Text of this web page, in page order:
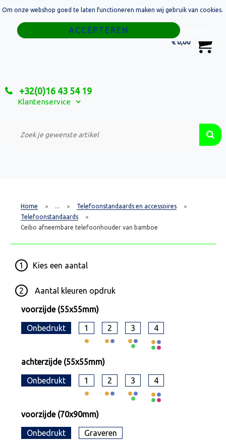
€ 0,00
+32(0)16 43 54 19
Klantenservice
Home
Relatiegeschenken
Custom Made Projecten
Home > ... > Telefoonstandaards en accessoires >
Telefoonstandaards >
Ceibo afneembare telefoonhouder van bamboe
1 Kies een aantal
2 Aantal kleuren opdruk
voorzijde (55x55mm)
Onbedrukt 1 2 3 4
achterzijde (55x55mm)
Onbedrukt 1 2 3 4
voorzijde (70x90mm)
Onbedrukt Graveren
Om onze webshop goed te laten functioneren maken wij gebruik van cookies.